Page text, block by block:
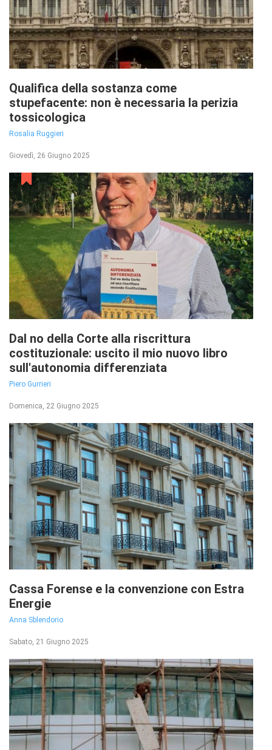
Qualifica della sostanza come
stupefacente: non è necessaria la perizia
tossicologica
Rosalia Ruggieri
Giovedì, 26 Giugno 2025
Dal no della Corte alla riscrittura
costituzionale: uscito il mio nuovo libro
sull'autonomia differenziata
Piero Gurrieri
Domenica, 22 Giugno 2025
Cassa Forense e la convenzione con Estra
Energie
Anna Sblendorio
Sabato, 21 Giugno 2025